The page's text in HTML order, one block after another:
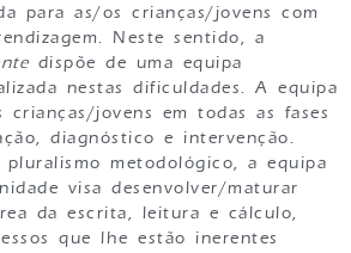
para as/os crianças/jovens com
Neste sentido, a
dispõe de uma equipa
nestas dificuldades. A equipa
crianças/jovens em todas as fases
diagnóstico e intervenção.
metodológico, a equipa
visa desenvolver/maturar
da escrita, leitura e cálculo,
que lhe estão inerentes